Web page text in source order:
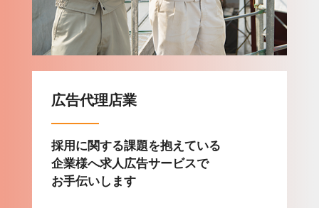
広告代理店業
採用に関する課題を抱えている
企業様へ求人広告サービスで
お手伝いします